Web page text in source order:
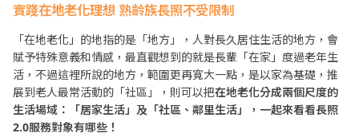
實踐在地老化理想 熟齡族長照不受限制
「在地老化」的地指的是「地方」，人對長久居住生活的地方，會
賦予特殊意義和情感，最直觀想到的就是長輩「在家」度過老年生
活，不過這裡所說的地方，範圍更再寬大一點，是以家為基礎，推
展到老人最常活動的「社區」，則可以把在地老化分成兩個尺度的
生活場域：「居家生活」及「社區、鄰里生活」，一起來看看長照
2.0服務對象有哪些！